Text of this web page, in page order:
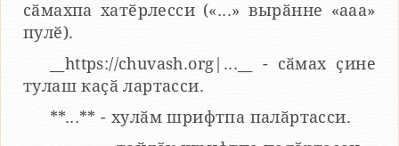
сӑмахпа хатӗрлесси («...» вырӑнне «ааа»
пулӗ).
__https://chuvash.org|...__ - сӑмах ҫине
тулаш каҫӑ лартасси.
**...** - хулӑм шрифтпа палӑртасси.